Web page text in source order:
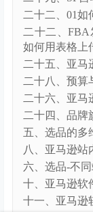
三十七、亚
略、关键词精
三十三、SB
三十九、借助
词标签、多变
三十二、SP-
三十五、SD展
三十八、
提前否定无效
三十六、CPC-
三十四、SB品
九、亚马逊站
二、亚马逊店